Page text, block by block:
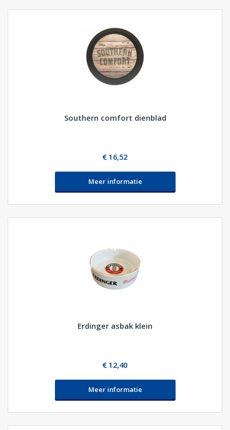
Southern comfort dienblad
€ 16,52
Meer informatie
Erdinger asbak klein
€ 12,40
Meer informatie